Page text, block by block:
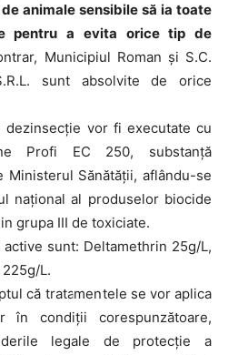
animale sensibile să ia toate
pentru a evita orice tip de
Municipiul Roman şi S.C.
sunt absolvite de orice
dezinsecţie vor fi executate cu
Profi EC 250, substanţă
Ministerul Sănătăţii, aflându-se
naţional al produselor biocide
grupa III de toxiciate.
active sunt: Deltamethrin 25g/L,
L.
că tratamentele se vor aplica
în condiții corespunzătoare,
legale de protecție a